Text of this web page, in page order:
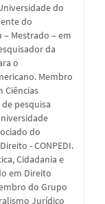
do
do
– Mestrado – em
da
o
Membro
Ciências
pesquisa
do
- CONPEDI.
Cidadania e
em Direito
do Grupo
Jurídico